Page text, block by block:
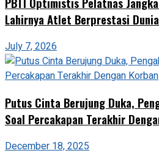
Lahirnya Atlet Berprestasi Dunia
July 7, 2026
Putus Cinta Berujung Duka,
Soal Percakapan Terakhir
December 18, 2025